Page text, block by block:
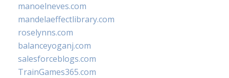
manoelneves.com
mandelaeffectlibrary.com
roselynns.com
balanceyoganj.com
salesforceblogs.com
TrainGames365.com